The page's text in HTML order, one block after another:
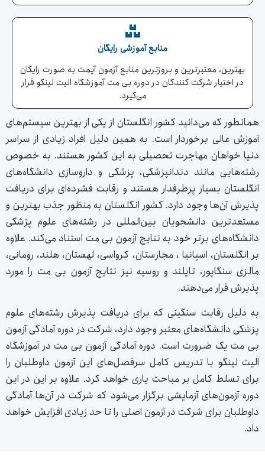
منابع آموزشی رایگان
بهترین، معتبرترین و بروزترین منابع آزمون آیمت به صورت رایگان
در اختیار شرکت کنندگان در دوره بی مت آموزشگاه الیت لینگو قرار
می‌گیرد.
همانطور که می‌دانید کشور انگلستان از یکی از بهترین سیستم‌های
آموزش عالی برخوردار است. به همین دلیل افراد زیادی از سراسر
دنیا خواهان مهاجرت تحصیلی به این کشور هستند. به خصوص
رشته‌هایی مانند دندانپزشکی، پزشکی و داروسازی دانشگاه‌های
انگلستان بسیار پرطرفدار هستند و رقابت فشرده‌ای برای دریافت
پذیرش آن‌ها وجود دارد. کشور انگلستان به منظور جذب بهترین و
مستعدترین دانشجویان بین‌المللی در رشته‌های علوم پزشکی
دانشگاه‌های برتر خود به نتایج آزمون بی مت استناد می‌کند. علاوه
بر انگلستان، اسپانیا ، مجارستان، کرواسی، لهستان، هلند، رومانی،
مالزی سنگاپور، تایلند و روسیه نیز نتایج آزمون بی مت را مورد
پذیرش قرار می‌دهند.
به دلیل رقابت سنگینی که برای دریافت پذیرش رشته‌های علوم
پزشکی دانشگاه‌های معتبر وجود دارد، شرکت در دوره آمادگی آزمون
بی مت یک ضرورت است. دوره آمادگی آزمون بی مت در آموزشگاه
الیت لینگو با تدریس کامل سرفصل‌های این آزمون داوطلبان را
برای تسلط کامل بر مباحث یاری خواهد کرد. علاوه بر این در این
دوره آزمون‌های آزمایشی برگزار می‌شود که شرکت در آن‌ها آمادگی
داوطلبان برای شرکت در آزمون اصلی را تا حد زیادی افزایش خواهد
داد.